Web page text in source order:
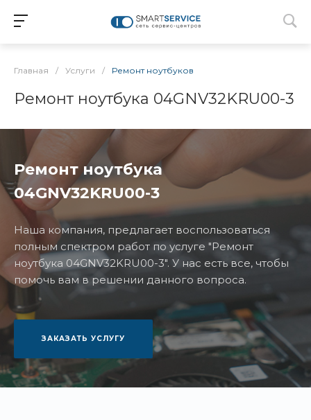
Главная / Услуги / Ремонт ноутбуков
Ремонт ноутбука 04GNV32KRU00-3
Ремонт ноутбука
04GNV32KRU00-3
Наша компания, предлагает воспользоваться
полным спектром работ по услуге "Ремонт
ноутбука 04GNV32KRU00-3". У нас есть все, чтобы
помочь вам в решении данного вопроса.
ЗАКАЗАТЬ УСЛУГУ